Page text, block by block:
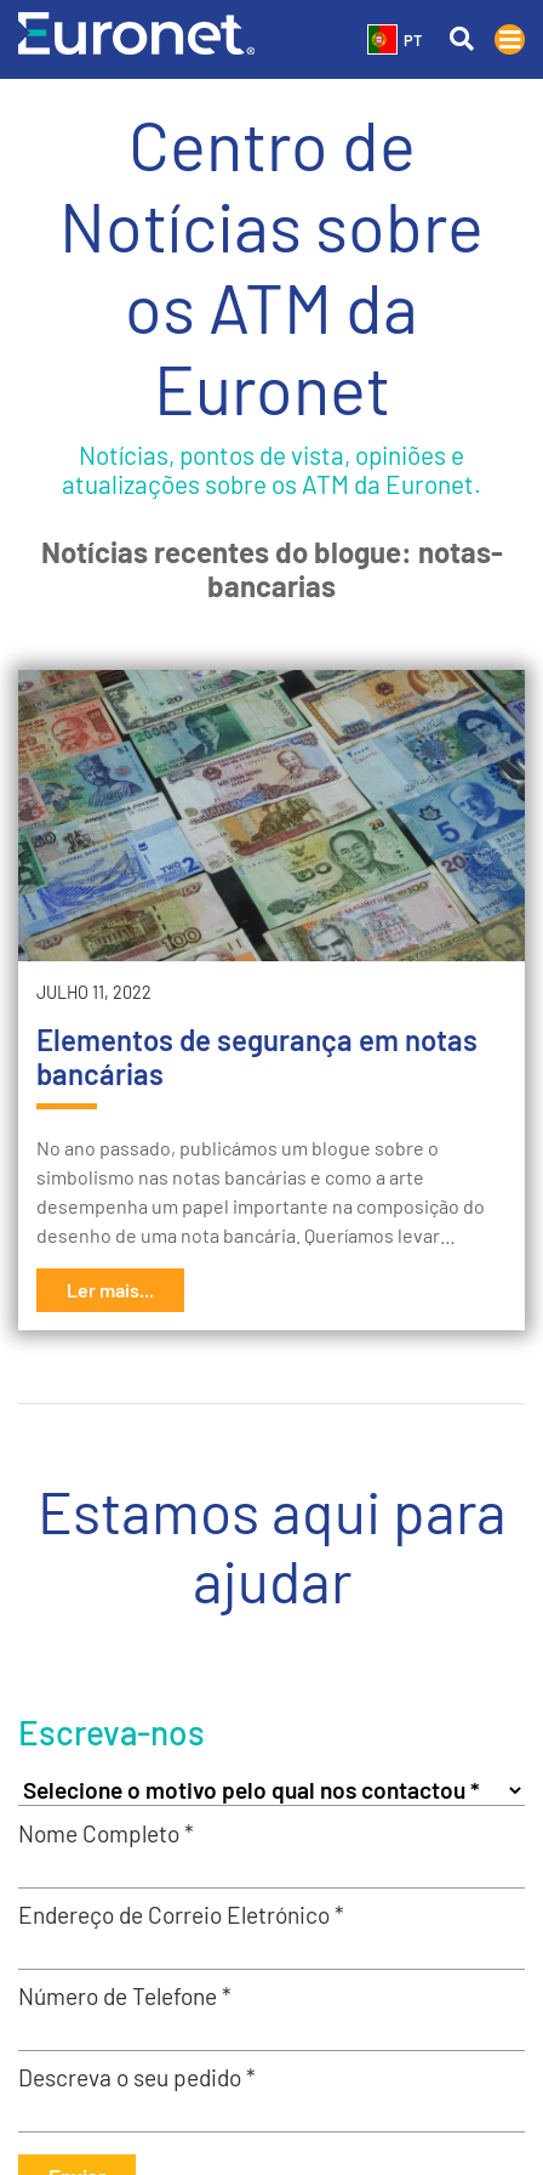
PT
Centro de
Notícias sobre
os ATM da
Euronet
Notícias, pontos de vista, opiniões e
atualizações sobre os ATM da Euronet.
Notícias recentes do blogue: notas-
bancarias
JULHO 11, 2022
Elementos de segurança em notas
bancárias
No ano passado, publicámos um blogue sobre o
simbolismo nas notas bancárias e como a arte
desempenha um papel importante na composição do
desenho de uma nota bancária. Queríamos levar…
Ler mais...
Estamos aqui para
ajudar
Escreva-nos
Nome Completo *
Endereço de Correio Eletrónico *
Número de Telefone *
Descreva o seu pedido *